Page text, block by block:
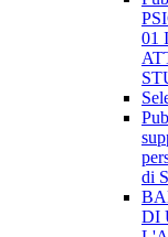
01
di
DI